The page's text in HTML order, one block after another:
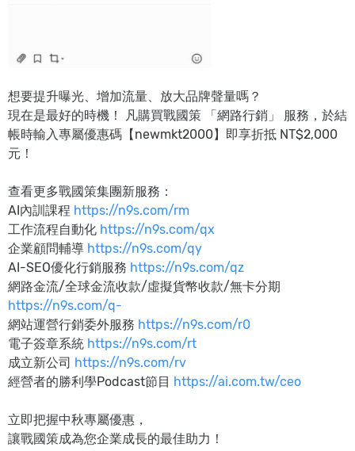
想要提升曝光、增加流量、放大品牌聲量嗎？
現在是最好的時機！ 凡購買戰國策 「網路行銷」 服務，於結
帳時輸入專屬優惠碼【newmkt2000】即享折抵 NT$2,000
元！
查看更多戰國策集團新服務：
AI內訓課程 https://n9s.com/rm
工作流程自動化 https://n9s.com/qx
企業顧問輔導 https://n9s.com/qy
AI-SEO優化行銷服務 https://n9s.com/qz
網路金流/全球金流收款/虛擬貨幣收款/無卡分期
https://n9s.com/q-
網站運營行銷委外服務 https://n9s.com/r0
電子簽章系統 https://n9s.com/rt
成立新公司 https://n9s.com/rv
經營者的勝利學Podcast節目 https://ai.com.tw/ceo
立即把握中秋專屬優惠，
讓戰國策成為您企業成長的最佳助力！